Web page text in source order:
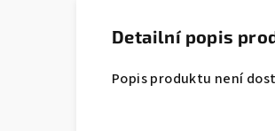
Detailní popis
Popis produktu není